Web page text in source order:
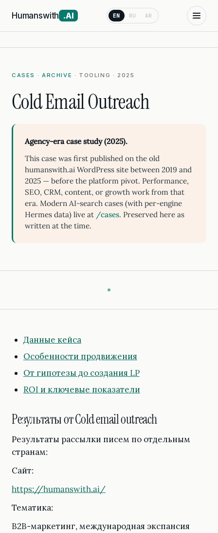
Humanswith .AI EN RU AR
CASES · ARCHIVE · TOOLING · 2025
Cold Email Outreach
Agency-era case study (2025).
This case was first published on the old
humanswith.ai WordPress site between 2019 and
2025 — before the platform pivot. Performance,
SEO, CRM, content, or growth work from that
era. Modern AI-search cases (with per-engine
Hermes data) live at /cases. Preserved here as
written at the time.
Данные кейса
Особенности продвижения
От гипотезы до создания LP
ROI и ключевые показатели
Результаты от Cold email outreach
Результаты рассылки писем по отдельным
странам:
Сайт:
https://humanswith.ai/
Тематика:
B2B-маркетинг, международная экспансия